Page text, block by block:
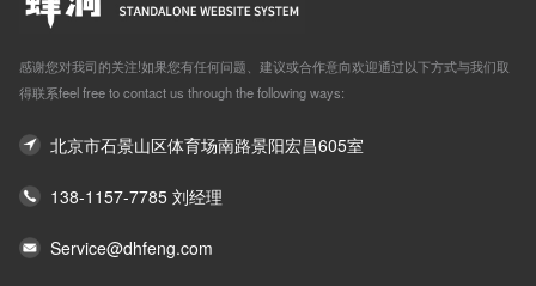
感谢您对我司的关注!如果您有任何问题、建议或合作意向欢迎通过以下方式与我们取
得联系feel free to contact us through the following ways:
北京市石景山区体育场南路景阳宏昌605室
138-1157-7785 刘经理
Service@dhfeng.com